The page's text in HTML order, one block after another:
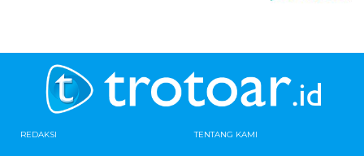
REDAKSI TENTANG KAMI